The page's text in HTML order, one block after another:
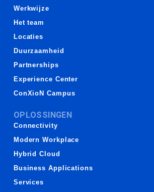
Werkwijze
Het team
Locaties
Duurzaamheid
Partnerships
Experience Center
ConXioN Campus
OPLOSSINGEN
Connectivity
Modern Workplace
Hybrid Cloud
Business Applications
Services